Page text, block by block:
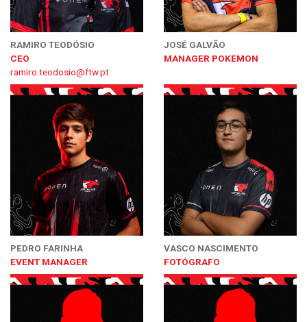
RAMIRO TEODÓSIO
CEO
ramiro.teodosio@ftw.pt
JOSÉ GALVÃO
MANAGER POKEMON
PEDRO FARINHA
EVENT MANAGER
VASCO NASCIMENTO
FOTÓGRAFO